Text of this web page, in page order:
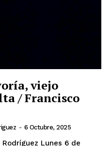
viejo
/ Francisco
- 6 Octubre, 2025